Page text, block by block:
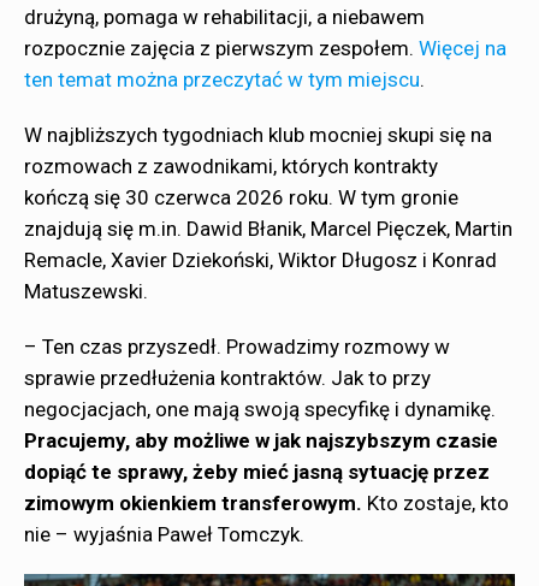
drużyną, pomaga w rehabilitacji, a niebawem
rozpocznie zajęcia z pierwszym zespołem. Więcej na
ten temat można przeczytać w tym miejscu.
W najbliższych tygodniach klub mocniej skupi się na
rozmowach z zawodnikami, których kontrakty
kończą się 30 czerwca 2026 roku. W tym gronie
znajdują się m.in. Dawid Błanik, Marcel Pięczek, Martin
Remacle, Xavier Dziekoński, Wiktor Długosz i Konrad
Matuszewski.
– Ten czas przyszedł. Prowadzimy rozmowy w
sprawie przedłużenia kontraktów. Jak to przy
negocjacjach, one mają swoją specyfikę i dynamikę.
Pracujemy, aby możliwe w jak najszybszym czasie
dopiąć te sprawy, żeby mieć jasną sytuację przez
zimowym okienkiem transferowym. Kto zostaje, kto
nie – wyjaśnia Paweł Tomczyk.